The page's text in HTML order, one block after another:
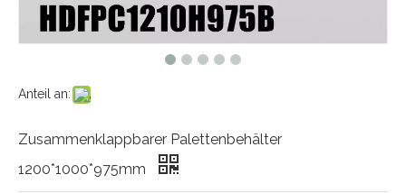
Anteil an:
Zusammenklappbarer Palettenbehälter
1200*1000*975mm